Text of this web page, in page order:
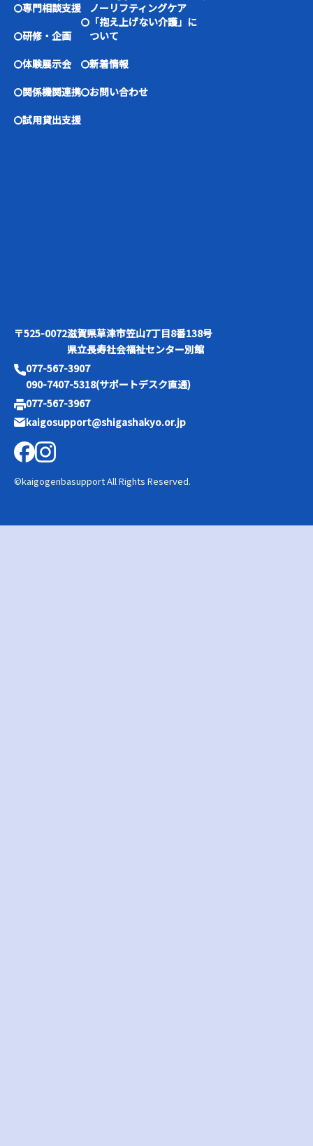
〒525-0072滋賀県草津市笠山7丁目8番138号
県立長寿社会福祉センター別館
077-567-3907
090-7407-5318(サポートデスク直通)
077-567-3967
kaigosupport@shigashakyo.or.jp
©kaigogenbasupport All Rights Reserved.
専門相談支援
研修・企画
体験展示会
関係機関連携
試用貸出支援
ノーリフティングケア
「抱え上げない介護」に
ついて
新着情報
お問い合わせ